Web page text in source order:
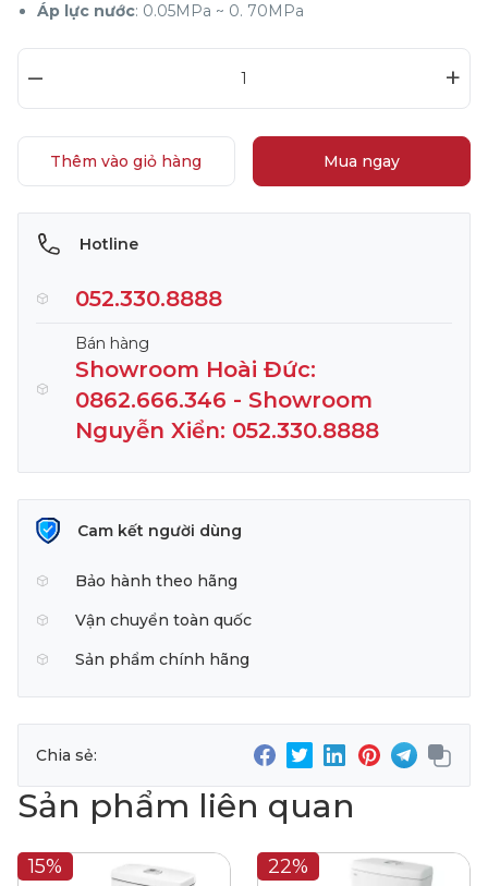
Áp lực nước: 0.05MPa ~ 0. 70MPa
– +
Thêm vào giỏ hàng Mua ngay
Hotline
052.330.8888
Bán hàng
Showroom Hoài Đức:
0862.666.346 - Showroom
Nguyễn Xiển: 052.330.8888
Cam kết người dùng
Bảo hành theo hãng
Vận chuyển toàn quốc
Sản phẩm chính hãng
Chia sẻ:
Sản phẩm liên quan
15% 22%